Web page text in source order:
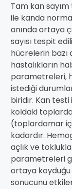
Tam kan
ile kanda
anında ortaya
sayısı tespit
hücrelerin bazı
hastalıkların
parametreleri,
istediği
biridir. Kan
koldaki
(toplardamar
kadardır.
açlık ve
parametreleri
ortaya koyduğu
sonucunu